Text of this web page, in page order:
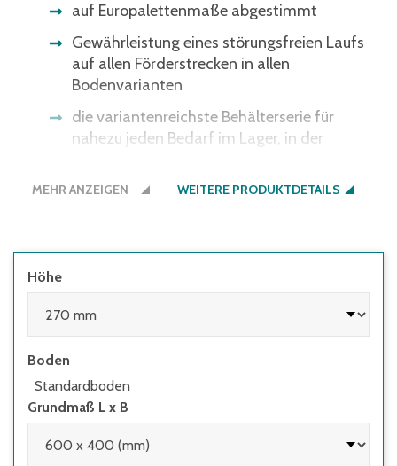
auf Europalettenmaße abgestimmt
Gewährleistung eines störungsfreien Laufs
auf allen Förderstrecken in allen
Bodenvarianten
die variantenreichste Behälterserie für
nahezu jeden Bedarf im Lager, in der
MEHR ANZEIGEN WEITERE PRODUKTDETAILS
Höhe
Boden
Standardboden
Grundmaß L x B